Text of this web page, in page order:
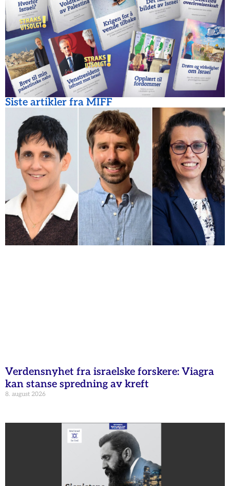
Siste artikler fra MIFF
Verdensnyhet fra israelske forskere: Viagra
kan stanse spredning av kreft
8. august 2026